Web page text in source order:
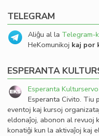
TELEGRAM
Aliĝu al la Telegram-
HeKomunikoj kaj por
ESPERANTA
Esperanta Kulturservo
Esperanta Civito. Tiu
eventoj kaj kursoj
eldonaĵoj, abonon al revuoj
konatiĝi kun la aktivaĵoj kaj